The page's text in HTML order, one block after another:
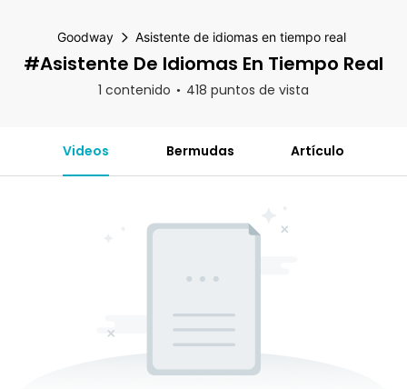
Goodway Asistente de idiomas en tiempo real
#Asistente De Idiomas En Tiempo Real
1 contenido 418 puntos de vista
Videos Bermudas Artículo